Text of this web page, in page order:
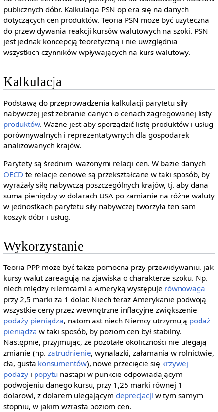
publicznych dóbr. Kalkulacja PSN opiera się na danych
dotyczących cen produktów. Teoria PSN może być użyteczna
do przewidywania reakcji kursów walutowych na szoki. PSN
jest jednak koncepcją teoretyczną i nie uwzględnia
wszystkich czynników wpływających na kurs walutowy.
Kalkulacja
Podstawą do przeprowadzenia kalkulacji parytetu siły
nabywczej jest zebranie danych o cenach zagregowanej listy
produktów. Ważne jest aby sporządzić listę produktów i usług
porównywalnych i reprezentatywnych dla gospodarek
analizowanych krajów.
Parytety są średnimi ważonymi relacji cen. W bazie danych
OECD te relacje cenowe są przekształcane w taki sposób, by
wyrażały siłę nabywczą poszczególnych krajów, tj. aby dana
suma pieniędzy w dolarach USA po zamianie na różne waluty
w jednostkach parytetu siły nabywczej tworzyła ten sam
koszyk dóbr i usług.
Wykorzystanie
Teoria PPP może być także pomocna przy przewidywaniu, jak
kursy walut zareagują na zjawiska o charakterze szoku. Np.
niech między Niemcami a Ameryką występuje równowaga
przy 2,5 marki za 1 dolar. Niech teraz Amerykanie podwoją
wszystkie ceny przez wewnętrzne inflacyjne zwiększenie
podaży pieniądza, natomiast niech Niemcy utrzymują podaż
pieniądza w taki sposób, by poziom cen był stabilny.
Następnie, przyjmując, że pozotałe okoliczności nie ulegają
zmianie (np. zatrudnienie, wynalazki, załamania w rolnictwie,
cła, gusta konsumentów), nowe przecięcie się krzywej
podażyi popytu nastąpi w punkcie odpowiadającym
podwojeniu danego kursu, przy 1,25 marki równej 1
dolarowi, z dolarem ulegającym deprecjacji w tym samym
stopniu, w jakim wzrasta poziom cen.